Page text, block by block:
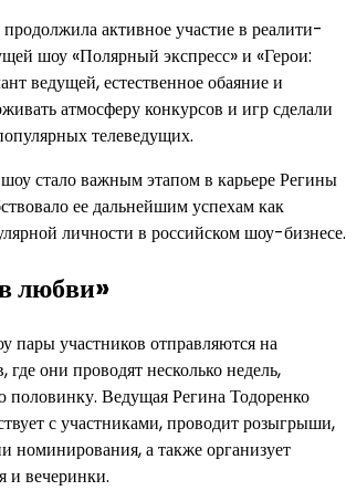
активное участие в реалити-
шоу «Полярный экспресс» и «Герои:
ведущей, естественное обаяние и
атмосферу конкурсов и игр сделали
телеведущих.
стало важным этапом в карьере Регины
ее дальнейшим успехам как
личности в российском шоу-бизнесе.
любви»
пары участников отправляются на
где они проводят несколько недель,
половинку. Ведущая Регина Тодоренко
с участниками, проводит розыгрыши,
номинирования, а также организует
и вечеринки.